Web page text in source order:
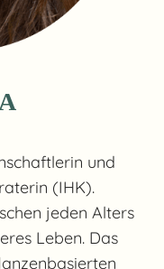
und
(IHK).
jeden Alters
Leben. Das